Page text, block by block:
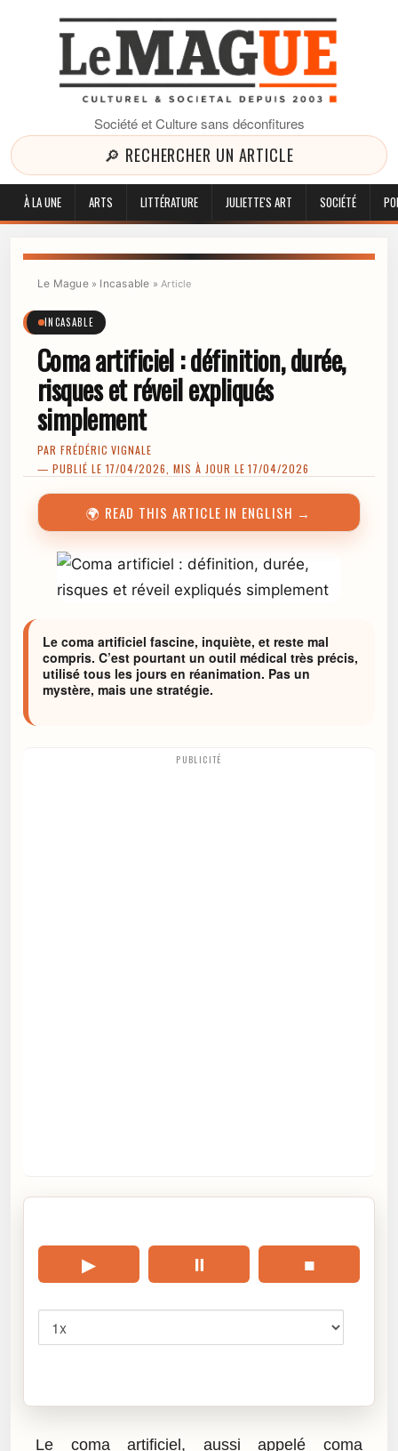
Société et Culture sans déconfitures
🔎 RECHERCHER UN ARTICLE
À LA UNE ARTS LITTÉRATURE JULIETTE'S ART SOCIÉTÉ
Le Mague» Incasable »Article
INCASABLE
Coma artificiel : définition, durée,
risques et réveil expliqués
simplement
PAR FRÉDÉRIC VIGNALE
— PUBLIÉ LE 17/04/2026, MIS À JOUR LE 17/04/2026
🌍 READ THIS ARTICLE IN ENGLISH →
Le coma artificiel fascine, inquiète, et reste mal
compris. C’est pourtant un outil médical très précis,
utilisé tous les jours en réanimation. Pas un
mystère, mais une stratégie.
PUBLICITÉ
▶ ⏸ ■
Le coma artificiel, aussi appelé coma